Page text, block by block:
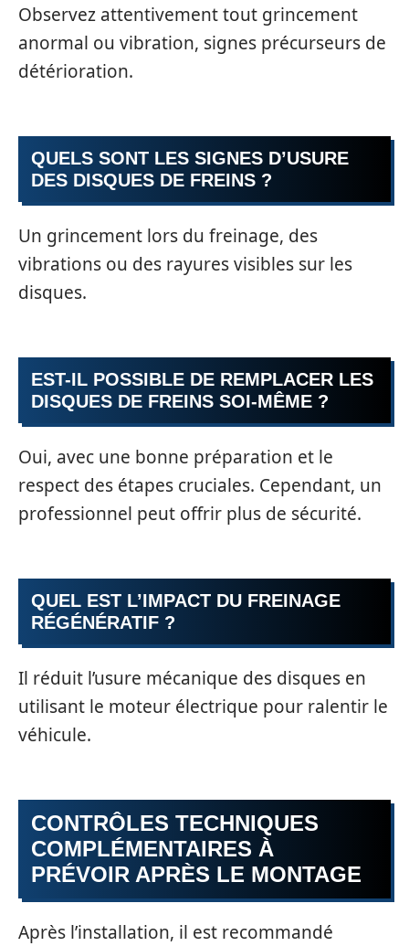
Observez attentivement tout grincement
anormal ou vibration, signes précurseurs de
détérioration.
QUELS SONT LES SIGNES D’USURE
DES DISQUES DE FREINS ?
Un grincement lors du freinage, des
vibrations ou des rayures visibles sur les
disques.
EST-IL POSSIBLE DE REMPLACER LES
DISQUES DE FREINS SOI-MÊME ?
Oui, avec une bonne préparation et le
respect des étapes cruciales. Cependant, un
professionnel peut offrir plus de sécurité.
QUEL EST L’IMPACT DU FREINAGE
RÉGÉNÉRATIF ?
Il réduit l’usure mécanique des disques en
utilisant le moteur électrique pour ralentir le
véhicule.
CONTRÔLES TECHNIQUES
COMPLÉMENTAIRES À
PRÉVOIR APRÈS LE MONTAGE
Après l’installation, il est recommandé